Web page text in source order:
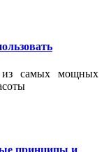
самых мощных